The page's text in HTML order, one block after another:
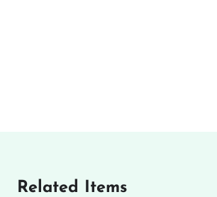
Related Items